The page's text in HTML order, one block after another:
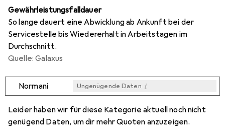
Gewährleistungsfalldauer
So lange dauert eine Abwicklung ab Ankunft bei der
Servicestelle bis Wiedererhalt in Arbeitstagen im
Durchschnitt.
Quelle: Galaxus
Normani Ungenügende Daten i
Leider haben wir für diese Kategorie aktuell noch nicht
genügend Daten, um dir mehr Quoten anzuzeigen.